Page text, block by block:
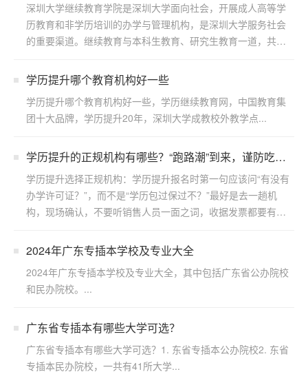
深圳大学继续教育学院是深圳大学面向社会，开展成人高等学
历教育和非学历培训的办学与管理机构，是深圳大学服务社会
的重要渠道。继续教育与本科生教育、研究生教育一道，共同
学历提升哪个教育机构好一些
学历提升哪个教育机构好一些，学历继续教育网，中国教育集
团十大品牌，学历提升20年，深圳大学成教校外教学点...
学历提升的正规机构有哪些？“跑路潮”到来，谨防吃
亏！
学历提升选择正规机构：学历提升报名时第一句应该问“有没有
办学许可证？”，而不是“学历包过保过不？”最好是去一趟机
构，现场确认，不要听销售人员一面之词，收据发票都要有。
2024年广东专插本学校及专业大全
2024年广东专插本学校及专业大全，其中包括广东省公办院校
和民办院校。...
广东省专插本有哪些大学可选？
广东省专插本有哪些大学可选？1. 东省专插本公办院校2. 东省
专插本民办院校，一共有41所大学...